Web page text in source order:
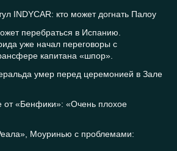
INDYCAR: кто может догнать Палоу
перебраться в Испанию.
уже начал переговоры с
капитана «шпор».
умер перед церемонией в Зале
от «Бенфики»: «Очень плохое
Моуринью с проблемами: